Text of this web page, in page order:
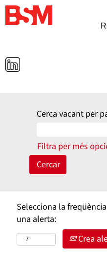
Cerca vacant per
Filtra per més
Selecciona la
una alerta:
Crea